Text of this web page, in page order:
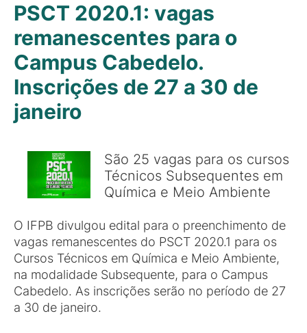
PSCT 2020.1: vagas
remanescentes para o
Campus Cabedelo.
Inscrições de 27 a 30 de
janeiro
São 25 vagas para os cursos
Técnicos Subsequentes em
Química e Meio Ambiente
O IFPB divulgou edital para o preenchimento de
vagas remanescentes do PSCT 2020.1 para os
Cursos Técnicos em Química e Meio Ambiente,
na modalidade Subsequente, para o Campus
Cabedelo. As inscrições serão no período de 27
a 30 de janeiro.